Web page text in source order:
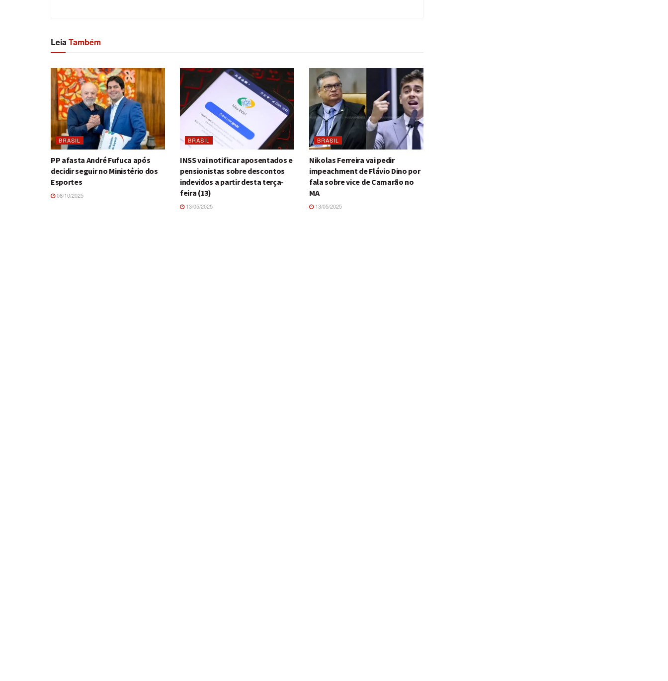
LeiaTambém
BRASIL
PP afasta André Fufuca após
decidir seguir no Ministério dos
Esportes
08/10/2025
BRASIL
INSS vai notificar aposentados e
pensionistas sobre descontos
indevidos a partir desta terça-
feira (13)
13/05/2025
BRASIL
Nikolas Ferreira vai pedir
impeachment de Flávio Dino por
fala sobre vice de Camarão no
MA
13/05/2025